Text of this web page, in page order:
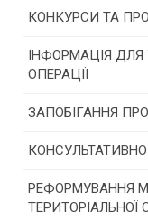
КОНКУРСИ ТА
Конкурс проектів
самоврядування
Конкурс
Програми/
ІНФОРМАЦІЯ ДЛЯ
ОПЕРАЦІЇ
ЗАПОБІГАННЯ
Консультативна
РЕФОРМУВАННЯ
ТЕРИТОРІАЛЬНОЇ